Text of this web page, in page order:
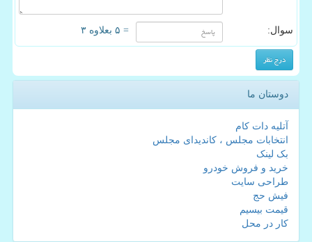
سوال: = ۵ بعلاوه ۳
دوستان ما
آتلیه دات کام
انتخابات مجلس ، کاندیدای مجلس
بک لینک
خرید و فروش خودرو
طراحی سایت
فیش حج
قیمت بیسیم
کار در محل